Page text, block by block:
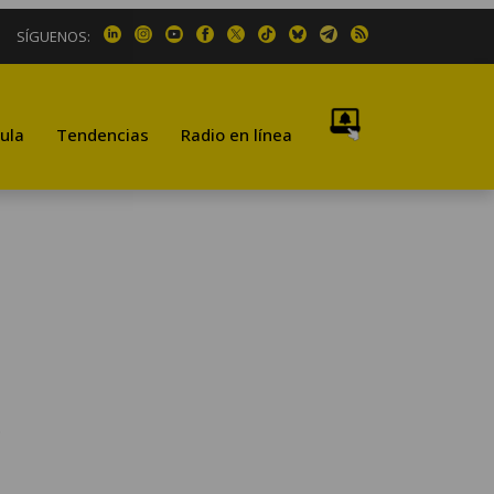
SÍGUENOS:
Tendencias Radio en línea